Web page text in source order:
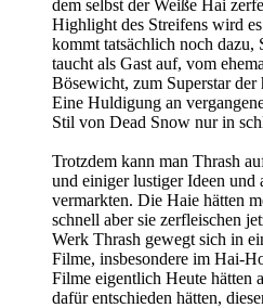
dem selbst der Weiße Hai
Highlight des Streifens wird
kommt tatsächlich noch dazu,
taucht als Gast auf, vom
Bösewicht, zum Superstar der
Eine Huldigung an
Stil von Dead Snow nur in
Trotzdem kann man Thrash
und einiger lustiger Ideen und
vermarkten. Die Haie hätten
schnell aber sie zerfleischen
Werk Thrash gewegt sich in
Filme, insbesondere im Hai-
Filme eigentlich Heute hätten
dafür entschieden hätten,